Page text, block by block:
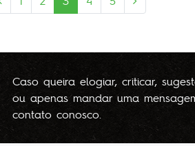
Caso queira elogiar, criticar,
ou apenas mandar uma
contato conosco.